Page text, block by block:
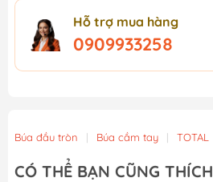
Hỗ trợ mua hàng
0909933258
Búa đầu tròn | Búa cầm tay | TOTAL
CÓ THỂ BẠN CŨNG THÍCH